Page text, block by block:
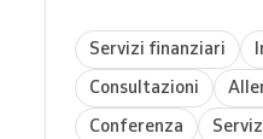
Servizi finanziari
Consultazioni
Conferenza